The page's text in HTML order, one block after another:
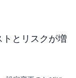
とリスクが増